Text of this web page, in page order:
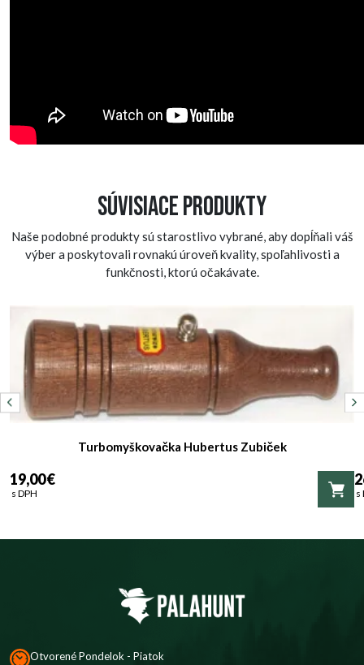
Súvisiace produkty
Naše podobné produkty sú starostlivo vybrané, aby dopĺňali váš
výber a poskytovali rovnakú úroveň kvality, spoľahlivosti a
funkčnosti, ktorú očakávate.
Turbomyškovačka Hubertus Zubiček
19,00 €
s DPH s
Otvorené Pondelok - Piatok